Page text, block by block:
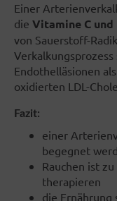
Einer
die Vitamine C und
von Sauerstoff-
Endothelläsionen
oxidierten LDL-
Fazit:
einer
begegnet
Rauchen ist
therapieren
die Ernährung